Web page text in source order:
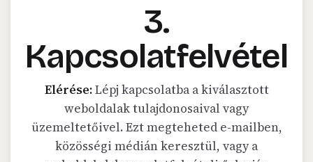
3.
Kapcsolatfelvétel
Elérése:Lépj kapcsolatba a kiválasztott
weboldalak tulajdonosaival vagy
üzemeltetőivel. Ezt megteheted e-mailben,
közösségi médián keresztül, vagy a